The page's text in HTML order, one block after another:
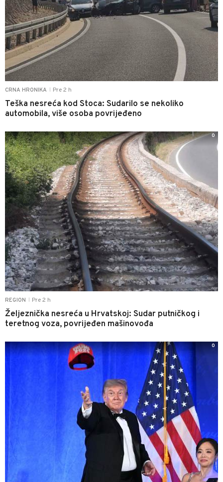
CRNA HRONIKA Pre 2 h
Teška nesreća kod Stoca: Sudarilo se nekoliko
automobila, više osoba povrijeđeno
REGION Pre 2 h
Željeznička nesreća u Hrvatskoj: Sudar putničkog i
teretnog voza, povrijeđen mašinovođa
0
0